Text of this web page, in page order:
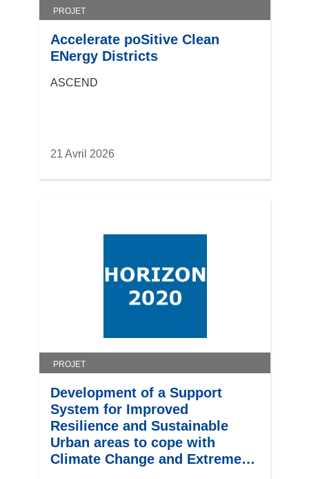
PROJET
Accelerate poSitive Clean
ENergy Districts
ASCEND
21 Avril 2026
PROJET
Development of a Support
System for Improved
Resilience and Sustainable
Urban areas to cope with
Climate Change and Extreme